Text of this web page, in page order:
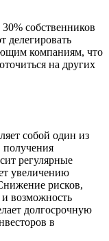
собственников
делегировать
компаниям, что
на других
собой один из
регулярные
увеличению
рисков,
возможность
долгосрочную
в